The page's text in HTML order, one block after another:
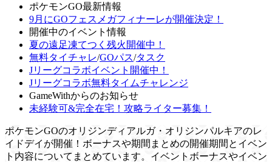
ポケモンGO最新情報
9月にGOフェスメガフィナーレが開催決定！
開催中のイベント情報
夏の遠足凍てつく残火開催中！
無料タイチャレ/GOパス/タスク
Jリーグコラボイベント開催中！
Jリーグコラボ無料タイムチャレンジ
GameWithからのお知らせ
未経験可&完全在宅！攻略ライター募集！
ポケモンGOのオリジンディアルガ・オリジンパルキアのレ
イドデイが開催！ボーナスや期間まとめの開催期間とイベン
ト内容についてまとめています。イベントボーナスやイベン